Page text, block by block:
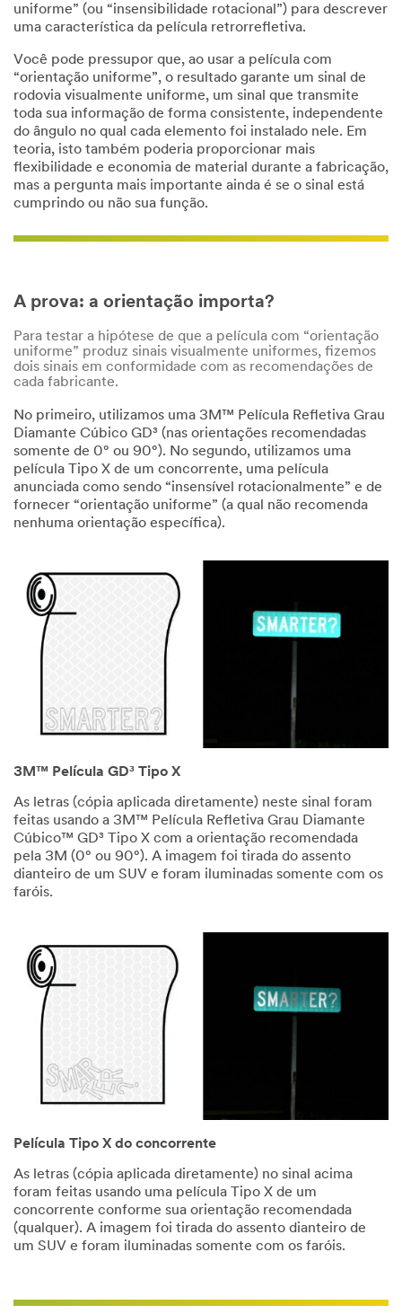
uniforme” (ou “insensibilidade rotacional”) para descrever
uma característica da película retrorrefletiva.
Você pode pressupor que, ao usar a película com
“orientação uniforme”, o resultado garante um sinal de
rodovia visualmente uniforme, um sinal que transmite
toda sua informação de forma consistente, independente
do ângulo no qual cada elemento foi instalado nele. Em
teoria, isto também poderia proporcionar mais
flexibilidade e economia de material durante a fabricação,
mas a pergunta mais importante ainda é se o sinal está
cumprindo ou não sua função.
A prova: a orientação importa?
Para testar a hipótese de que a película com “orientação
uniforme” produz sinais visualmente uniformes, fizemos
dois sinais em conformidade com as recomendações de
cada fabricante.
No primeiro, utilizamos uma 3M™ Película Refletiva Grau
Diamante Cúbico GD³ (nas orientações recomendadas
somente de 0° ou 90°). No segundo, utilizamos uma
película Tipo X de um concorrente, uma película
anunciada como sendo “insensível rotacionalmente” e de
fornecer “orientação uniforme” (a qual não recomenda
nenhuma orientação específica).
3M™ Película GD³ Tipo X
As letras (cópia aplicada diretamente) neste sinal foram
feitas usando a 3M™ Película Refletiva Grau Diamante
Cúbico™ GD³ Tipo X com a orientação recomendada
pela 3M (0° ou 90°). A imagem foi tirada do assento
dianteiro de um SUV e foram iluminadas somente com os
faróis.
Película Tipo X do concorrente
As letras (cópia aplicada diretamente) no sinal acima
foram feitas usando uma película Tipo X de um
concorrente conforme sua orientação recomendada
(qualquer). A imagem foi tirada do assento dianteiro de
um SUV e foram iluminadas somente com os faróis.